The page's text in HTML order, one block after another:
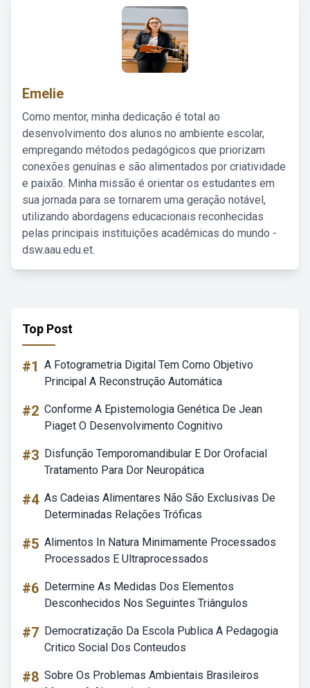
Emelie
Como mentor, minha dedicação é total ao
desenvolvimento dos alunos no ambiente escolar,
empregando métodos pedagógicos que priorizam
conexões genuínas e são alimentados por criatividade
e paixão. Minha missão é orientar os estudantes em
sua jornada para se tornarem uma geração notável,
utilizando abordagens educacionais reconhecidas
pelas principais instituições acadêmicas do mundo -
dsw.aau.edu.et.
Top Post
#1 A Fotogrametria Digital Tem Como Objetivo
Principal A Reconstrução Automática
#2 Conforme A Epistemologia Genética De Jean
Piaget O Desenvolvimento Cognitivo
#3 Disfunção Temporomandibular E Dor Orofacial
Tratamento Para Dor Neuropática
#4 As Cadeias Alimentares Não São Exclusivas De
Determinadas Relações Tróficas
#5 Alimentos In Natura Minimamente Processados
Processados E Ultraprocessados
#6 Determine As Medidas Dos Elementos
Desconhecidos Nos Seguintes Triângulos
#7 Democratização Da Escola Publica A Pedagogia
Critico Social Dos Conteudos
#8 Sobre Os Problemas Ambientais Brasileiros